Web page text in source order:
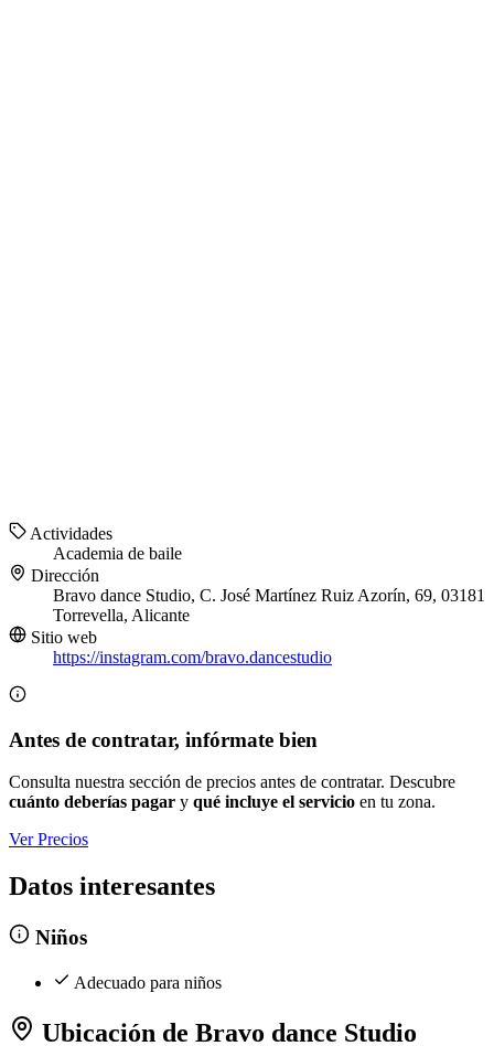
Actividades
Academia de baile
Dirección
Bravo dance Studio, C. José Martínez Ruiz Azorín, 69, 03181
Torrevella, Alicante
Sitio web
https://instagram.com/bravo.dancestudio
Antes de contratar, infórmate bien
Consulta nuestra sección de precios antes de contratar. Descubre
cuánto deberías pagar y qué incluye el servicio en tu zona.
Ver Precios
Datos interesantes
Niños
Adecuado para niños
Ubicación de Bravo dance Studio